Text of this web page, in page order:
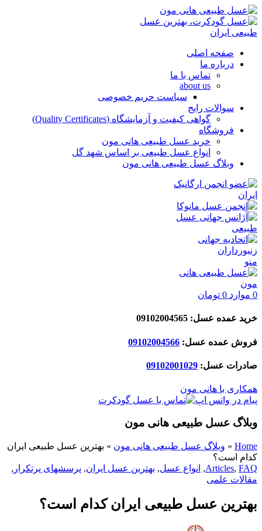
صفحه اصلی
درباره ما
تماس با ما
about us
سیاست حریم خصوصی
سوالات رایج
گواهی کیفیت و آزمایشگاه (Quality Certificates)
فروشگاه
خرید عسل طبیعی هانی مون
انواع عسل طبیعی بر اساس شهد گل
وبلاگ عسل طبیعی هانی مون
منو
0 موارد 0 تومان
خرید عمده عسل: 09102004565
فروش عمده عسل: 09102004566
صادرات عسل: 09102001029
همکاری با هانی مون
پیام در واتس اپ
وبلاگ عسل طبیعی هانی مون
Home
» وبلاگ عسل طبیعی هانی مون » بهترین عسل طبیعی ایران
کدام است؟
Articles, FAQ
, انواع عسل, بهترین عسل ایران, پرسشهای پرتکرار ,
مقالات علمی
بهترین عسل طبیعی ایران کدام است؟